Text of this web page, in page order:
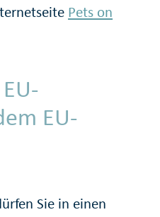
Pets on
EU-
Sie in einen